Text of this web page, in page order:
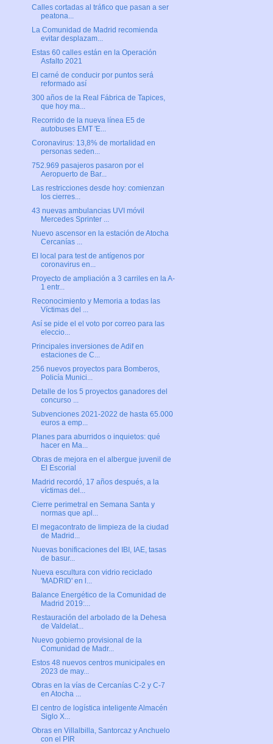
Calles cortadas al tráfico que pasan a ser
peatona...
La Comunidad de Madrid recomienda
evitar desplazam...
Estas 60 calles están en la Operación
Asfalto 2021
El carné de conducir por puntos será
reformado así
300 años de la Real Fábrica de Tapices,
que hoy ma...
Recorrido de la nueva línea E5 de
autobuses EMT 'E...
Coronavirus: 13,8% de mortalidad en
personas seden...
752.969 pasajeros pasaron por el
Aeropuerto de Bar...
Las restricciones desde hoy: comienzan
los cierres...
43 nuevas ambulancias UVI móvil
Mercedes Sprinter ...
Nuevo ascensor en la estación de Atocha
Cercanías ...
El local para test de antígenos por
coronavirus en...
Proyecto de ampliación a 3 carriles en la A-
1 entr...
Reconocimiento y Memoria a todas las
Víctimas del ...
Así se pide el el voto por correo para las
eleccio...
Principales inversiones de Adif en
estaciones de C...
256 nuevos proyectos para Bomberos,
Policía Munici...
Detalle de los 5 proyectos ganadores del
concurso ...
Subvenciones 2021-2022 de hasta 65.000
euros a emp...
Planes para aburridos o inquietos: qué
hacer en Ma...
Obras de mejora en el albergue juvenil de
El Escorial
Madrid recordó, 17 años después, a la
víctimas del...
Cierre perimetral en Semana Santa y
normas que apl...
El megacontrato de limpieza de la ciudad
de Madrid...
Nuevas bonificaciones del IBI, IAE, tasas
de basur...
Nueva escultura con vidrio reciclado
'MADRID' en l...
Balance Energético de la Comunidad de
Madrid 2019:...
Restauración del arbolado de la Dehesa
de Valdelat...
Nuevo gobierno provisional de la
Comunidad de Madr...
Estos 48 nuevos centros municipales en
2023 de may...
Obras en la vías de Cercanías C-2 y C-7
en Atocha ...
El centro de logística inteligente Almacén
Siglo X...
Obras en Villalbilla, Santorcaz y Anchuelo
con el PIR